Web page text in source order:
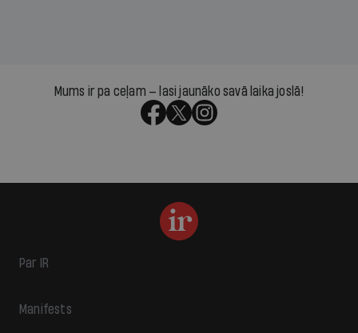
Mums ir pa ceļam — lasi jaunāko savā laika joslā!
Par IR
Manifests